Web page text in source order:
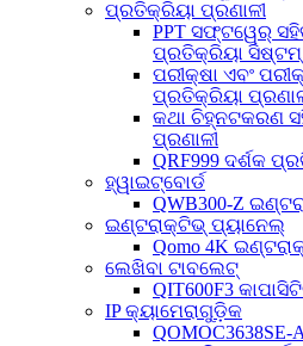
ପ୍ରତିକ୍ରିୟା ପ୍ରଣାଳୀ
PPT ସଫ୍ଟୱେର୍
ପ୍ରତିକ୍ରିୟା ସିଷ୍ଟମ୍
ପରୀକ୍ଷା ଏବଂ
ପ୍ରତିକ୍ରିୟା
କଥା ଚିହ୍ନଟକରଣ
ପ୍ରଣାଳୀ
QRF999 ଦର୍ଶକ
ହ୍ୱାଇଟ୍‌ବୋର୍ଡ
QWB300-Z
ଇଣ୍ଟରାକ୍ଟିଭ୍ ପ୍ୟାନେଲ୍
Qomo 4K
ଲେଖିବା ଟାବଲେଟ୍
QIT600F3
IP କ୍ୟାମେରାଗୁଡ଼ିକ